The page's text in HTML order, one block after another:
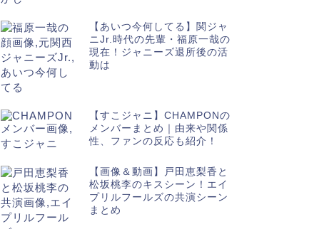
【画像】坂口杏里の彼氏は千葉良
祐！元ジャニーズで退所理由はスキ
ャンダルだった
ジャニーズ
【あいつ今何してる】関ジャ
ニJr.時代の先輩・福原一哉の
現在！ジャニーズ退所後の活
動は
【すこジャニ】CHAMPONの
メンバーまとめ｜由来や関係
性、ファンの反応も紹介！
【画像＆動画】戸田恵梨香と
松坂桃李のキスシーン！エイ
プリルフールズの共演シーン
まとめ